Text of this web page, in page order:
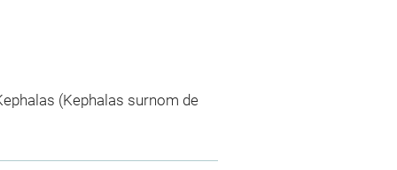
(Kephalas surnom de